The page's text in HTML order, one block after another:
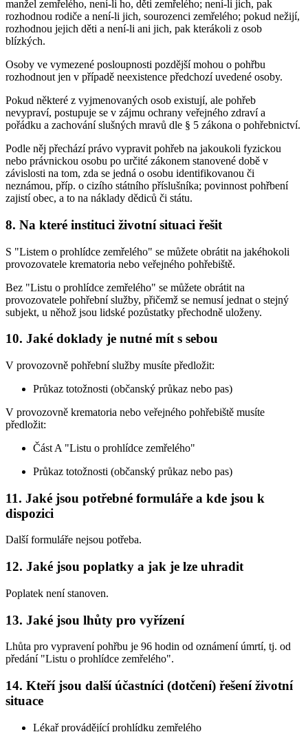
manžel zemřelého, není-li ho, děti zemřelého; není-li jich, pak
rozhodnou rodiče a není-li jich, sourozenci zemřelého; pokud nežijí,
rozhodnou jejich děti a není-li ani jich, pak kterákoli z osob
blízkých.
Osoby ve vymezené posloupnosti pozdější mohou o pohřbu
rozhodnout jen v případě neexistence předchozí uvedené osoby.
Pokud některé z vyjmenovaných osob existují, ale pohřeb
nevypraví, postupuje se v zájmu ochrany veřejného zdraví a
pořádku a zachování slušných mravů dle § 5 zákona o pohřebnictví.
Podle něj přechází právo vypravit pohřeb na jakoukoli fyzickou
nebo právnickou osobu po určité zákonem stanovené době v
závislosti na tom, zda se jedná o osobu identifikovanou či
neznámou, příp. o cizího státního příslušníka; povinnost pohřbení
zajistí obec, a to na náklady dědiců či státu.
8. Na které instituci životní situaci řešit
S "Listem o prohlídce zemřelého" se můžete obrátit na jakéhokoli
provozovatele krematoria nebo veřejného pohřebiště.
Bez "Listu o prohlídce zemřelého" se můžete obrátit na
provozovatele pohřební služby, přičemž se nemusí jednat o stejný
subjekt, u něhož jsou lidské pozůstatky přechodně uloženy.
10. Jaké doklady je nutné mít s sebou
V provozovně pohřební služby musíte předložit:
Průkaz totožnosti (občanský průkaz nebo pas)
V provozovně krematoria nebo veřejného pohřebiště musíte
předložit:
Část A "Listu o prohlídce zemřelého"
Průkaz totožnosti (občanský průkaz nebo pas)
11. Jaké jsou potřebné formuláře a kde jsou k
dispozici
Další formuláře nejsou potřeba.
12. Jaké jsou poplatky a jak je lze uhradit
Poplatek není stanoven.
13. Jaké jsou lhůty pro vyřízení
Lhůta pro vypravení pohřbu je 96 hodin od oznámení úmrtí, tj. od
předání "Listu o prohlídce zemřelého".
14. Kteří jsou další účastníci (dotčení) řešení životní
situace
Lékař provádějící prohlídku zemřelého